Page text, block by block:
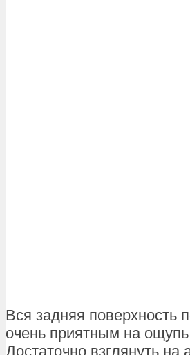
Вся задняя поверхность
очень приятным на
Достаточно взглянуть